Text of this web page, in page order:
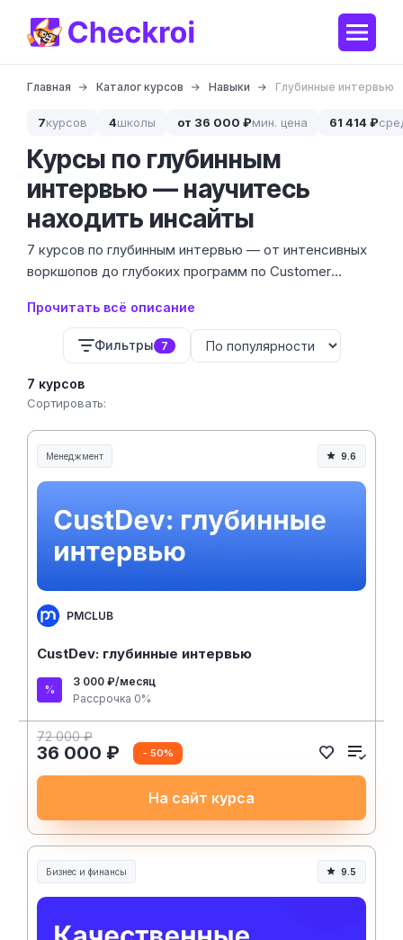
Главная Каталог курсов Навыки Глубинные интервью
7курсов 4школы от 36 000 ₽мин. цена 61 414 ₽
Курсы по глубинным
интервью — научитесь
находить инсайты
7 курсов по глубинным интервью — от интенсивных
воркшопов до глубоких программ по Customer
ценами от 38 500 до 92 000 ₽, чтобы вы могли
выбрать обучение под свои задачи.
Прочитать всё описание
Фильтры 7
7 курсов
Сортировать:
Менеджмент
Менеджмент и управление
9.6
PMCLUB
CustDev: глубинные интервью
3 000 ₽/месяц
Рассрочка 0%
72 000 ₽
36 000 ₽ - 50%
На сайт курса
Бизнес и финансы 9.5